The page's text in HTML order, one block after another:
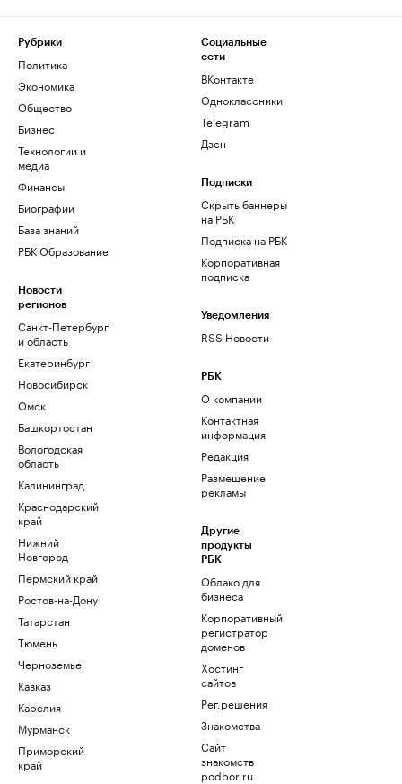
Рубрики
Политика
Экономика
Общество
Бизнес
Технологии и
медиа
Финансы
Биографии
База знаний
РБК Образование
Новости
регионов
Санкт-Петербург
и область
Екатеринбург
Новосибирск
Омск
Башкортостан
Вологодская
область
Калининград
Краснодарский
край
Нижний
Новгород
Пермский край
Ростов-на-Дону
Татарстан
Тюмень
Черноземье
Кавказ
Карелия
Мурманск
Приморский
край
Социальные
сети
ВКонтакте
Одноклассники
Telegram
Дзен
Подписки
Скрыть баннеры
на РБК
Подписка на РБК
Корпоративная
подписка
Уведомления
RSS Новости
РБК
О компании
Контактная
информация
Редакция
Размещение
рекламы
Другие
продукты
РБК
Облако для
бизнеса
Корпоративный
регистратор
доменов
Хостинг
сайтов
Рег.решения
Знакомства
Сайт
знакомств
podbor.ru